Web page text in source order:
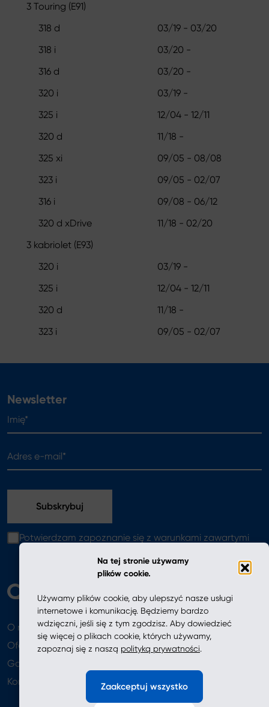
Na tej stronie używamy
plików cookie.
Używamy plików cookie, aby ulepszyć nasze usługi
internetowe i komunikację. Będziemy bardzo
wdzięczni, jeśli się z tym zgodzisz. Aby dowiedzieć
się więcej o plikach cookie, których używamy,
zapoznaj się z naszą polityką prywatności.
Zaakceptuj wszystko
3 Touring (E91)
318 d
03/19 - 03/20
318 i
03/20 -
316 d
03/20 -
320 i
03/19 -
325 i
12/04 - 12/11
320 d
11/18 -
325 xi
09/05 - 08/08
323 i
09/05 - 02/07
316 i
09/08 - 06/12
320 d xDrive
11/18 - 02/20
3 kabriolet (E93)
320 i
03/19 -
325 i
12/04 - 12/11
320 d
11/18 -
323 i
09/05 - 02/07
Newsletter
Adres e-mail*
Potwierdzam zapoznanie się z warunkami zawartymi
O nas
Oferta
Aktualności
Gdzie kupić
Kontakt